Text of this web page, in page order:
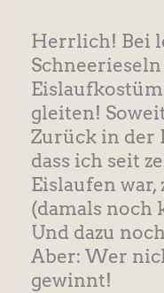
Herrlich! Bei
Eislaufkostüm
gleiten!
Zurück in der
dass ich seit
Eislaufen
(damals noch
Und dazu
Aber: Wer
gewinnt!